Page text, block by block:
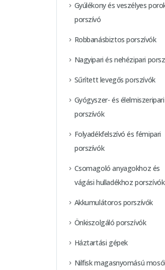
Gyúlékony és veszélyes
porszívó
Robbanásbiztos porszívók
Nagyipari és nehézipari
Sűrített levegős porszívók
Gyógyszer- és élelmiszeripari
porszívók
Folyadékfelszívó és fémipari
porszívók
Csomagoló anyagokhoz és
vágási hulladékhoz porszívók
Akkumulátoros porszívók
Önkiszolgáló porszívók
Háztartási gépek
Nilfisk magasnyomású